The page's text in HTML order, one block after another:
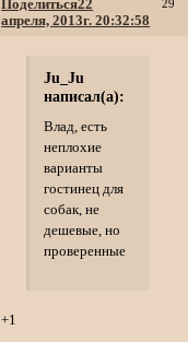
Поделиться 29
22
апреля, 2013г. 20:32:58
Ju_Ju
написал(а):
Влад, есть
неплохие
варианты
гостинец для
собак, не
дешевые, но
проверенные
+1